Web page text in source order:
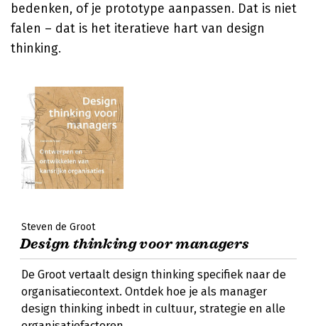
bedenken, of je prototype aanpassen. Dat is niet
falen – dat is het iteratieve hart van design
thinking.
Steven de Groot
Design thinking voor managers
De Groot vertaalt design thinking specifiek naar de
organisatiecontext. Ontdek hoe je als manager
design thinking inbedt in cultuur, strategie en alle